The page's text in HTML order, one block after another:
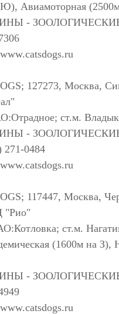
Авиамоторная
-
127273, Москва,
ст.м.
-
271-0484
117447, Москва,
"Рио"
ст.м.
(1600м на З),
-